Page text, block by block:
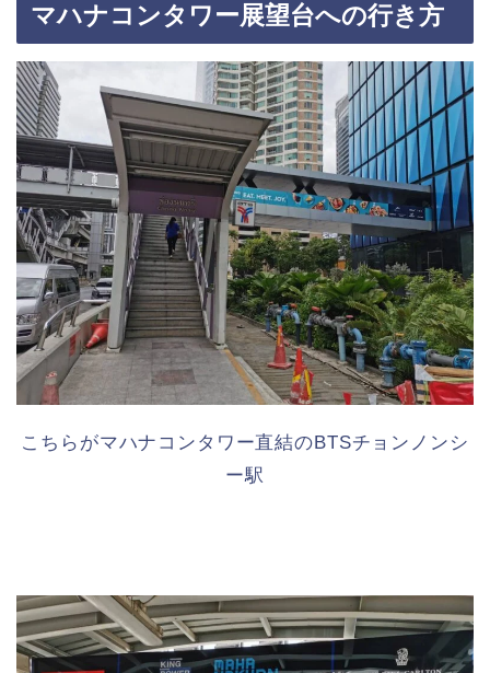
マハナコンタワー展望台への行き方
こちらがマハナコンタワー直結のBTSチョンノンシ
ー駅